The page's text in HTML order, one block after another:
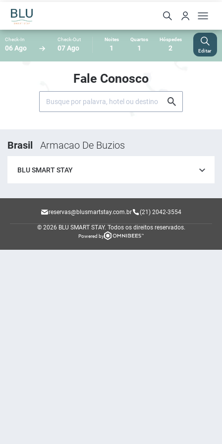
Check-In
06 Ago
Check-Out
07 Ago
Noites
1
Quartos
1
Hóspedes
2 Editar
Fale Conosco
Brasil Armacao De Buzios
BLU SMART STAY
reservas@blusmartstay.com.br (21) 2042-3554
© 2026 BLU SMART STAY. Todos os direitos reservados.
Powered by